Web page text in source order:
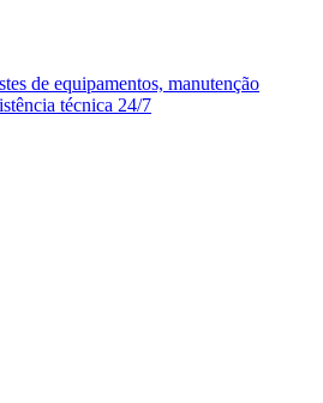
de equipamentos, manutenção
técnica 24/7